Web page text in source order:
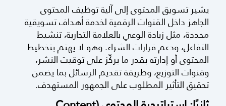
يشير تسويق المحتوى إلى آلية توظيف المحتوى
الجاهز داخل القنوات الرقمية لخدمة أهداف تسويقية
محددة، مثل زيادة الوعي بالعلامة التجارية، تنشيط
التفاعل، ودعم قرارات الشراء. وهو لا يهتم بتخطيط
المحتوى أو إدارته بقدر ما يركّز على توقيت النشر،
وقنوات التوزيع، وطريقة تقديم الرسائل بما يضمن
تحقيق التأثير المطلوب على الجمهور المستهدف.